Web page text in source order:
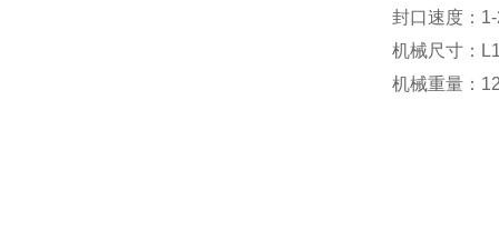
封口速度：
机械尺寸：
机械重量：